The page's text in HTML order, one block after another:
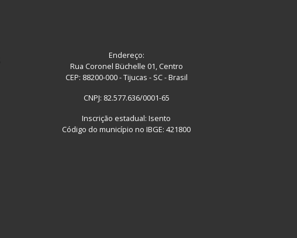
Endereço:
Rua Coronel Büchelle 01, Centro
CEP: 88200-000 - Tijucas - SC - Brasil
CNPJ: 82.577.636/0001-65
Inscrição estadual: Isento
Código do município no IBGE: 421800